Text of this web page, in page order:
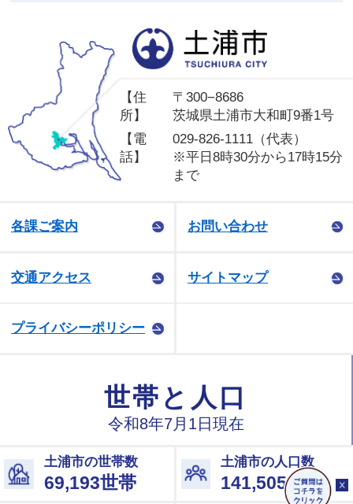
【住
所】
〒300−8686
茨城県土浦市大和町9番1号
【電
話】
029-826-1111（代表）
※平日8時30分から17時15分
まで
各課ご案内 お問い合わせ
交通アクセス サイトマップ
プライバシーポリシー